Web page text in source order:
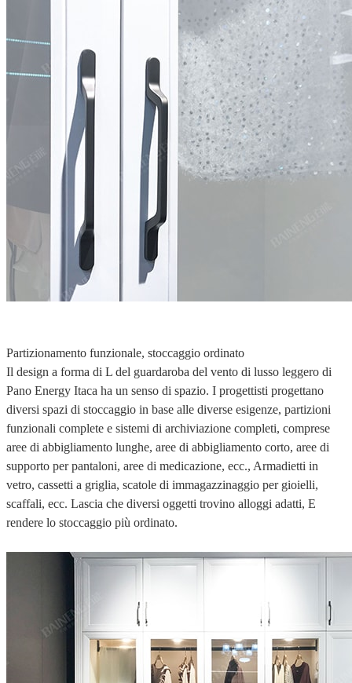
Partizionamento funzionale, stoccaggio ordinato
Il design a forma di L del guardaroba del vento di lusso leggero di
Pano Energy Itaca ha un senso di spazio. I progettisti progettano
diversi spazi di stoccaggio in base alle diverse esigenze, partizioni
funzionali complete e sistemi di archiviazione completi, comprese
aree di abbigliamento lunghe, aree di abbigliamento corto, aree di
supporto per pantaloni, aree di medicazione, ecc., Armadietti in
vetro, cassetti a griglia, scatole di immagazzinaggio per gioielli,
scaffali, ecc. Lascia che diversi oggetti trovino alloggi adatti, E
rendere lo stoccaggio più ordinato.